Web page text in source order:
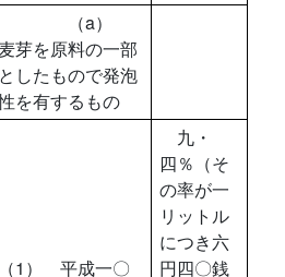
（a）
麦芽を原料の一部
としたもので発泡
を有するもの
（1） 平成一〇
九・
四％（そ
の率が一
リットル
につき六
円四〇銭